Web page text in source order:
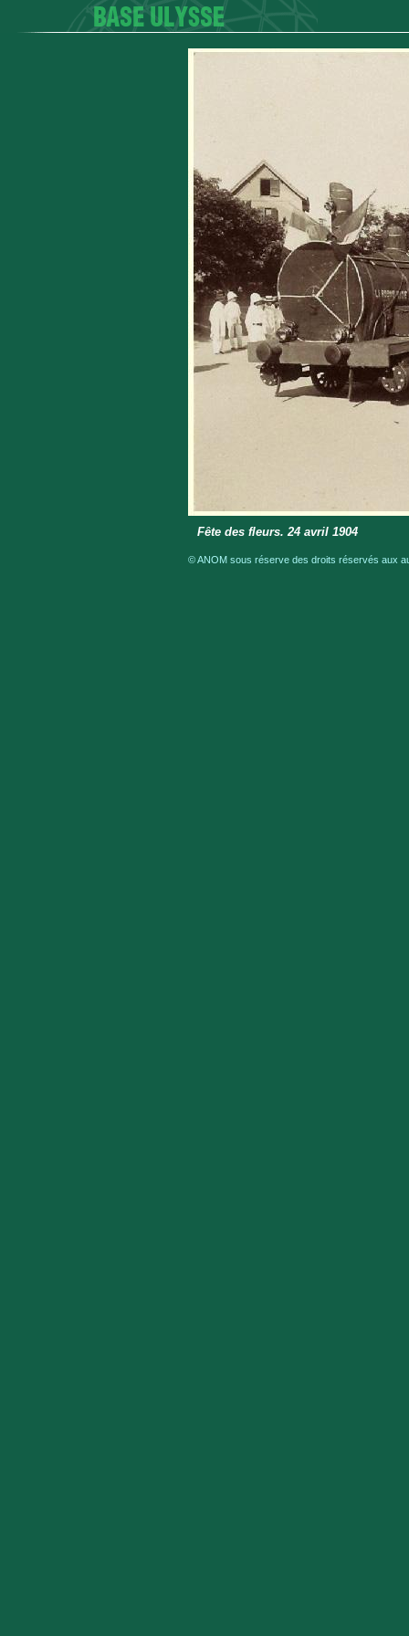
Fête des fleurs. 24 avril 1904
© ANOM sous réserve des droits réservés aux